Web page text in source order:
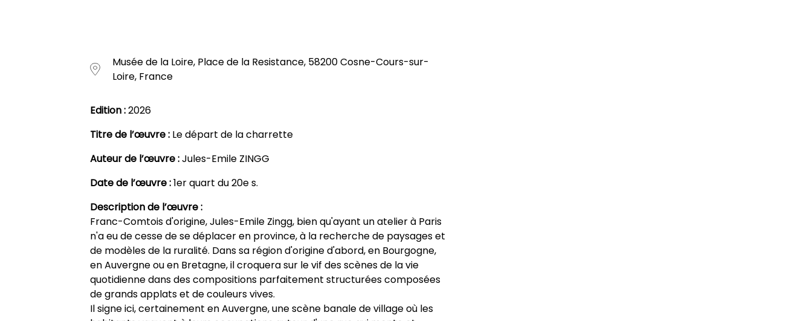
Musée de la Loire, Place de la Resistance, 58200 Cosne-Cours-sur-
Loire, France
Edition :2026
Titre de l’œuvre : Le départ de la charrette
Auteur de l’œuvre :Jules-Emile ZINGG
Date de l’œuvre :1er quart du 20e s.
Description de l’œuvre :
Franc-Comtois d'origine, Jules-Emile Zingg, bien qu'ayant un atelier à Paris
n'a eu de cesse de se déplacer en province, à la recherche de paysages et
de modèles de la ruralité. Dans sa région d'origine d'abord, en Bourgogne,
en Auvergne ou en Bretagne, il croquera sur le vif des scènes de la vie
quotidienne dans des compositions parfaitement structurées composées
de grands applats et de couleurs vives.
Il signe ici, certainement en Auvergne, une scène banale de village où les